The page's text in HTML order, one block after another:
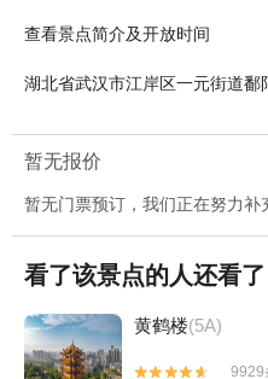
查看景点简介及开放时间
湖北省武汉市江岸区一元街道鄱
暂无报价
暂无门票预订，我们正在努力补
看了该景点的人还看了
黄鹤楼(5A)


9929